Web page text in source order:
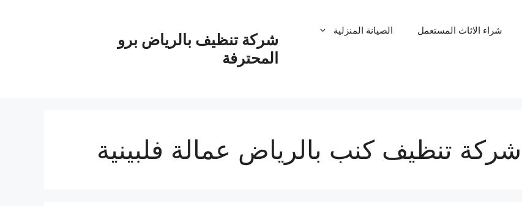
شركة تنظيف بالرياض برو
المحترفة
شراء الاثاث المستعمل الصيانة المنزلية
شركة تنظيف كنب بالرياض عمالة فلبينية